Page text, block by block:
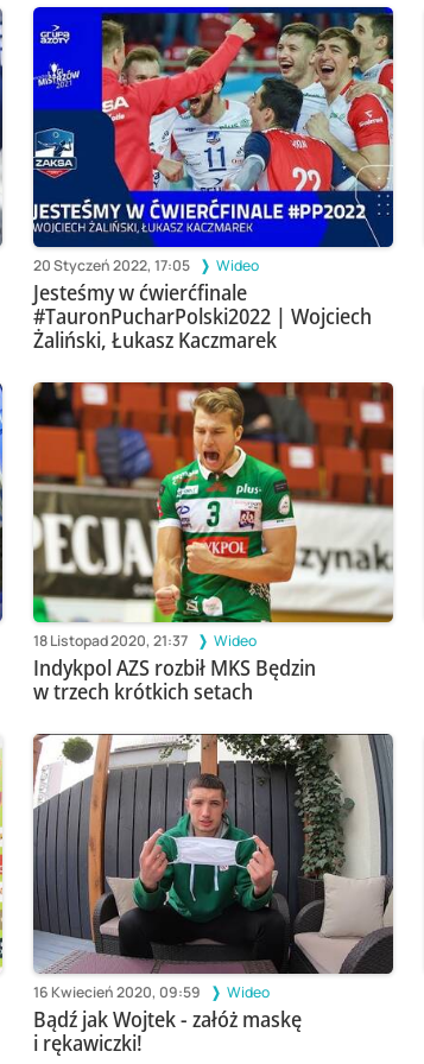
20 Styczeń 2022, 17:05 Wideo
Jesteśmy w ćwierćfinale
#TauronPucharPolski2022 | Wojciech
Żaliński, Łukasz Kaczmarek
18 Listopad 2020, 21:37 Wideo
Indykpol AZS rozbił MKS Będzin
w trzech krótkich setach
16 Kwiecień 2020, 09:59 Wideo
Bądź jak Wojtek - załóż maskę
i rękawiczki!